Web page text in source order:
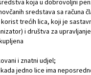
koja u dobrovoljni
sredstava sa
trećih lica, koji je
i društva za
i znatni udjel;
jedno lice ima